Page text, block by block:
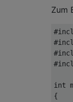
Zum
int
{